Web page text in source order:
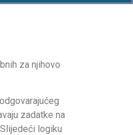
za njihovo
zadatke na
logiku